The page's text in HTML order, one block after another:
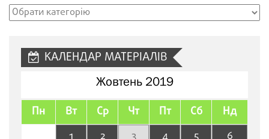
Рубрики
КАЛЕНДАР МАТЕРІАЛІВ
Жовтень 2019
Пн Вт Ср Чт Пт Сб Нд